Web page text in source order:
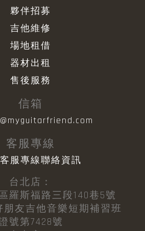
夥伴招募
吉他維修
場地租借
器材出租
售後服務
信箱
客服專線
服專線聯絡資訊
台北店：
羅斯福路三段140巷5號
友吉他音樂短期補習班
號第7428號